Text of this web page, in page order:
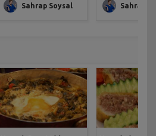
Sahrap Soysal Sahrap